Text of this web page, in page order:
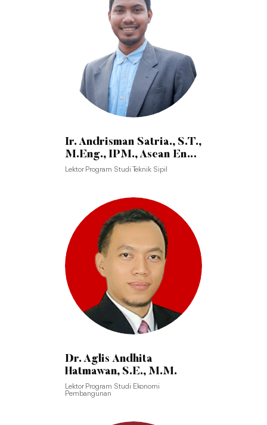
Ir. Andrisman Satria., S.T.,
M.Eng., IPM., Asean Eng.,
Apec Eng.
Lektor Program Studi Teknik Sipil
Dr. Aglis Andhita
Hatmawan, S.E., M.M.
Lektor Program Studi Ekonomi
Pembangunan